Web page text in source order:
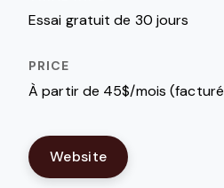
Essai gratuit de 30 jours
À partir de 45$/mois
Website